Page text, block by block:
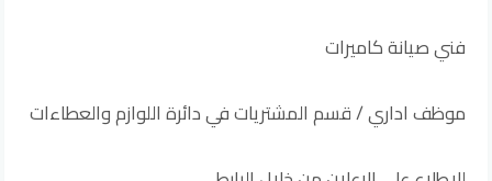
فني صيانة كاميرات
موظف اداري / قسم المشتريات في دائرة اللوازم والعطاءات